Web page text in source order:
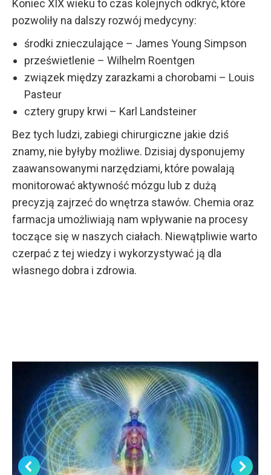
Koniec XIX wieku to czas kolejnych odkryć, które
pozwoliły na dalszy rozwój medycyny:
środki znieczulające – James Young Simpson
prześwietlenie – Wilhelm Roentgen
związek między zarazkami a chorobami – Louis
Pasteur
cztery grupy krwi – Karl Landsteiner
Bez tych ludzi, zabiegi chirurgiczne jakie dziś
znamy, nie byłyby możliwe. Dzisiaj dysponujemy
zaawansowanymi narzędziami, które powalają
monitorować aktywność mózgu lub z dużą
precyzją zajrzeć do wnętrza stawów. Chemia oraz
farmacja umożliwiają nam wpływanie na procesy
toczące się w naszych ciałach. Niewątpliwie warto
czerpać z tej wiedzy i wykorzystywać ją dla
własnego dobra i zdrowia.